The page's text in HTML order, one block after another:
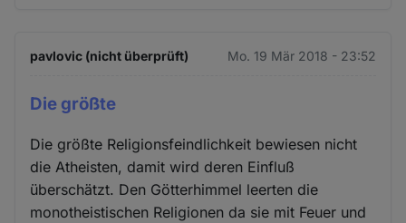
pavlovic (nicht überprüft) Mo. 19 Mär 2018 - 23:52
Die größte
Die größte Religionsfeindlichkeit bewiesen nicht
die Atheisten, damit wird deren Einfluß
überschätzt. Den Götterhimmel leerten die
monotheistischen Religionen da sie mit Feuer und